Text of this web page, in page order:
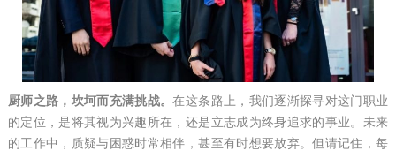
厨师之路，坎坷而充满挑战。在这条路上，我们逐渐探寻对这门职业
的定位，是将其视为兴趣所在，还是立志成为终身追求的事业。未来
的工作中，质疑与困惑时常相伴，甚至有时想要放弃。但请记住，每